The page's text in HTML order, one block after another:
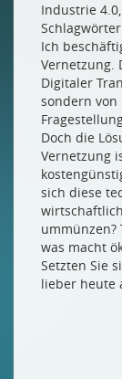
Industrie
Ich
Vernetzung.
Digitaler
sondern von
Doch die
Vernetzung
sich diese
ummünzen?
was macht
Setzten Sie
lieber heute